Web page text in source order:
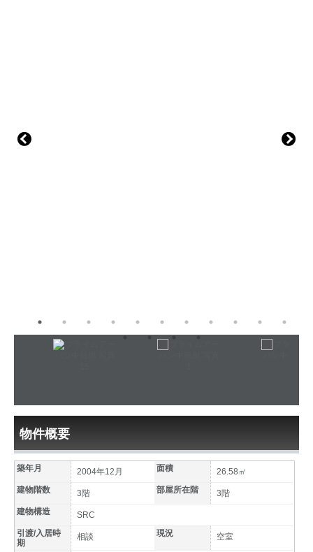
物件概要
築年月 2004年12月 面積
26.58㎡
建物階数
3階 部屋所在階
3階
建物構造
SRC
引渡/入居時
期
相談 現況 空室